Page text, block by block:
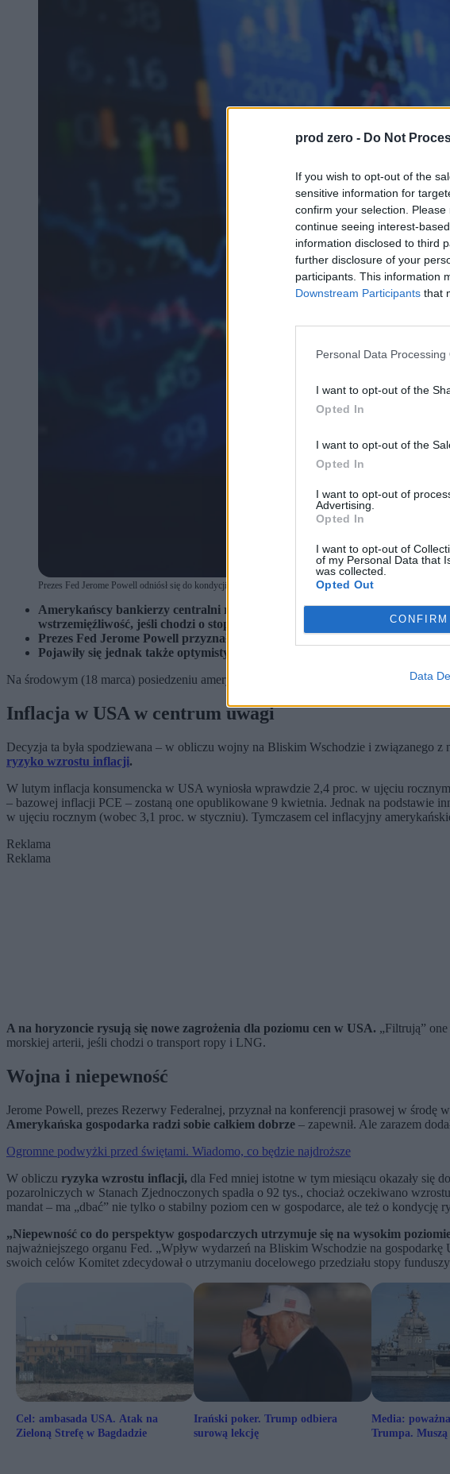
prod zero - Do Not
If you wish to opt-out of the
sensitive information for
confirm your selection.
continue seeing interest-
information disclosed to third
further disclosure of your
participants. This information
Downstream Participants that
Personal Data Processing
I want to opt-out of the
Opted In
I want to opt-out of the
Opted In
I want to opt-out of
Advertising.
Opted In
I want to opt-out of
of my Personal Data that
was collected.
Opted Out
CONFIRM
Data
Prezes Fed Jerome Powell odniósł się do kondycji amerykańskiej gospodarki w obliczu zagrożeń
Amerykańscy bankierzy centralni reagują na ryzyka dla gospodarki USA
wstrzemięźliwość, jeśli chodzi o stopy procentowe.
Prezes Fed Jerome Powell przyznał, że „tak naprawdę nie wiadomo”, jak
Pojawiły się jednak także optymistyczne akcenty. Zdaniem Powella,
Na środowym (18 marca) posiedzeniu amerykańscy bankierzy centralni zdecydowali
Inflacja w USA w centrum uwagi
Decyzja ta była spodziewana – w obliczu wojny na Bliskim Wschodzie i związanego
ryzyko wzrostu inflacji.
W lutym inflacja konsumencka w USA wyniosła wprawdzie 2,4 proc. w ujęciu
– bazowej inflacji PCE – zostaną one opublikowane 9 kwietnia. Jednak na podstawie
w ujęciu rocznym (wobec 3,1 proc. w styczniu). Tymczasem cel inflacyjny
Reklama
Reklama
A na horyzoncie rysują się nowe zagrożenia dla poziomu cen w USA. „Filtrują”
morskiej arterii, jeśli chodzi o transport ropy i LNG.
Wojna i niepewność
Jerome Powell, prezes Rezerwy Federalnej, przyznał na konferencji prasowej w
Amerykańska gospodarka radzi sobie całkiem dobrze – zapewnił. Ale zarazem
Ogromne podwyżki przed świętami. Wiadomo, co będzie najdroższe
W obliczu ryzyka wzrostu inflacji, dla Fed mniej istotne w tym miesiącu okazały się
pozarolniczych w Stanach Zjednoczonych spadła o 92 tys., chociaż oczekiwano
mandat – ma „dbać” nie tylko o stabilny poziom cen w gospodarce, ale też o kondycję
„Niepewność co do perspektyw gospodarczych utrzymuje się na wysokim
najważniejszego organu Fed. „Wpływ wydarzeń na Bliskim Wschodzie na
swoich celów Komitet zdecydował o utrzymaniu docelowego przedziału stopy
Cel: ambasada USA. Atak na
Zieloną Strefę w Bagdadzie
Irański poker. Trump odbiera
surową lekcję
Media:
Trumpa. Muszą